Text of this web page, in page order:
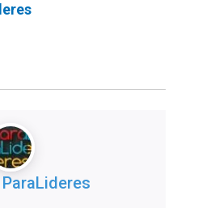
ParaLideres